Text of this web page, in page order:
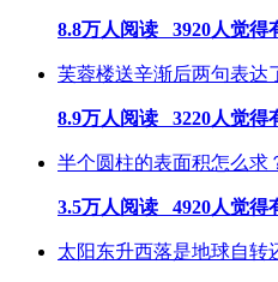
8.8万人阅读 3920人觉得
芙蓉楼送辛渐后两句表达
8.9万人阅读 3220人觉得
半个圆柱的表面积怎么求
3.5万人阅读 4920人觉得
太阳东升西落是地球自转